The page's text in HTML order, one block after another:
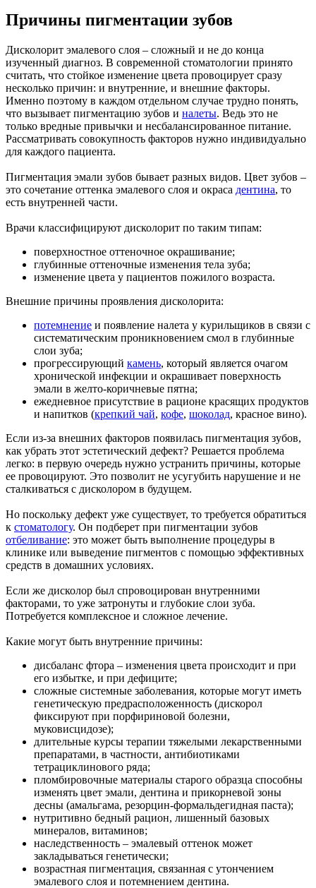
Причины пигментации зубов
Дисколорит эмалевого слоя – сложный и не до конца
изученный диагноз. В современной стоматологии принято
считать, что стойкое изменение цвета провоцирует сразу
несколько причин: и внутренние, и внешние факторы.
Именно поэтому в каждом отдельном случае трудно понять,
что вызывает пигментацию зубов и налеты. Ведь это не
только вредные привычки и несбалансированное питание.
Рассматривать совокупность факторов нужно индивидуально
для каждого пациента.
Пигментация эмали зубов бывает разных видов. Цвет зубов –
это сочетание оттенка эмалевого слоя и окраса дентина, то
есть внутренней части.
Врачи классифицируют дисколорит по таким типам:
поверхностное оттеночное окрашивание;
глубинные оттеночные изменения тела зуба;
изменение цвета у пациентов пожилого возраста.
Внешние причины проявления дисколорита:
потемнение и появление налета у курильщиков в связи с
систематическим проникновением смол в глубинные
слои зуба;
прогрессирующий камень, который является очагом
хронической инфекции и окрашивает поверхность
эмали в желто-коричневые пятна;
ежедневное присутствие в рационе красящих продуктов
и напитков (крепкий чай, кофе, шоколад, красное вино).
Если из-за внешних факторов появилась пигментация зубов,
как убрать этот эстетический дефект? Решается проблема
легко: в первую очередь нужно устранить причины, которые
ее провоцируют. Это позволит не усугубить нарушение и не
сталкиваться с дисколором в будущем.
Но поскольку дефект уже существует, то требуется обратиться
к стоматологу. Он подберет при пигментации зубов
отбеливание: это может быть выполнение процедуры в
клинике или выведение пигментов с помощью эффективных
средств в домашних условиях.
Если же дисколор был спровоцирован внутренними
факторами, то уже затронуты и глубокие слои зуба.
Потребуется комплексное и сложное лечение.
Какие могут быть внутренние причины:
дисбаланс фтора – изменения цвета происходит и при
его избытке, и при дефиците;
сложные системные заболевания, которые могут иметь
генетическую предрасположенность (дискорол
фиксируют при порфириновой болезни,
муковисцидозе);
длительные курсы терапии тяжелыми лекарственными
препаратами, в частности, антибиотиками
тетрациклинового ряда;
пломбировочные материалы старого образца способны
изменять цвет эмали, дентина и прикорневой зоны
десны (амальгама, резорцин-формальдегидная паста);
нутритивно бедный рацион, лишенный базовых
минералов, витаминов;
наследственность – эмалевый оттенок может
закладываться генетически;
возрастная пигментация, связанная с утончением
эмалевого слоя и потемнением дентина.